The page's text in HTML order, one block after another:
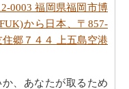
0003 福岡県福岡市博
から日本、〒857-
郷７４４ 上五島空港
、あなたが取るため